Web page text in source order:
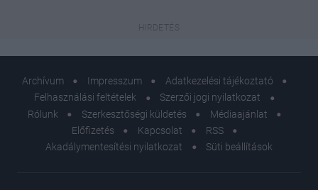
Archívum Impresszum
Adatkezelési tájékoztató
Felhasználási feltételek
Szerzői jogi nyilatkozat
Rólunk
Szerkesztőségi küldetés
Médiaajánlat
Előfizetés
Kapcsolat
RSS
Akadálymentesítési nyilatkozat
Süti beállítások